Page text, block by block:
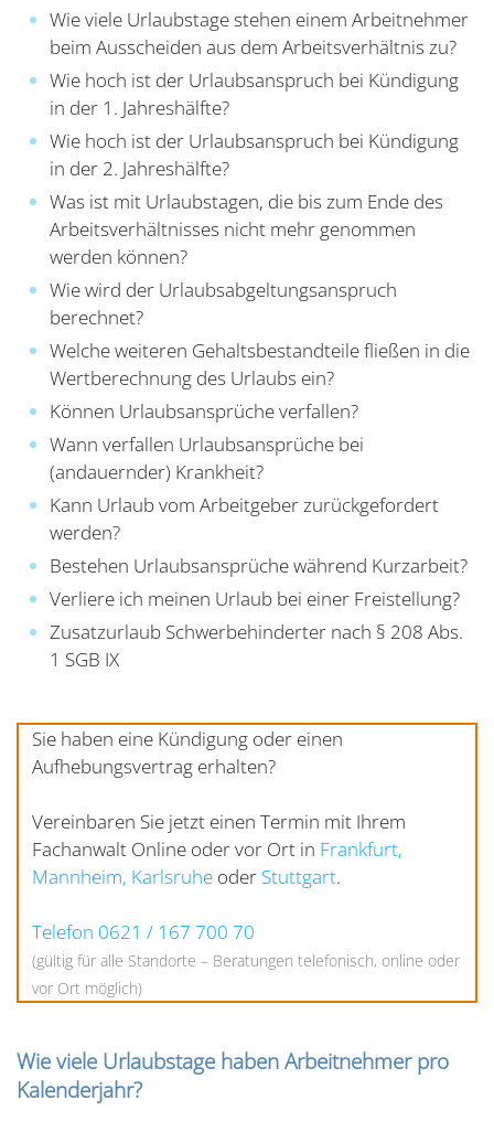
Wie viele Urlaubstage stehen einem Arbeitnehmer
beim Ausscheiden aus dem Arbeitsverhältnis zu?
Wie hoch ist der Urlaubsanspruch bei Kündigung
in der 1. Jahreshälfte?
Wie hoch ist der Urlaubsanspruch bei Kündigung
in der 2. Jahreshälfte?
Was ist mit Urlaubstagen, die bis zum Ende des
Arbeitsverhältnisses nicht mehr genommen
werden können?
Wie wird der Urlaubsabgeltungsanspruch
berechnet?
Welche weiteren Gehaltsbestandteile fließen in die
Wertberechnung des Urlaubs ein?
Können Urlaubsansprüche verfallen?
Wann verfallen Urlaubsansprüche bei
(andauernder) Krankheit?
Kann Urlaub vom Arbeitgeber zurückgefordert
werden?
Bestehen Urlaubsansprüche während Kurzarbeit?
Verliere ich meinen Urlaub bei einer Freistellung?
Zusatzurlaub Schwerbehinderter nach § 208 Abs.
1 SGB IX
Sie haben eine Kündigung oder einen
Aufhebungsvertrag erhalten?
Vereinbaren Sie jetzt einen Termin mit Ihrem
Fachanwalt Online oder vor Ort in Frankfurt,
Mannheim, Karlsruhe oder Stuttgart.
Telefon 0621 / 167 700 70
(gültig für alle Standorte – Beratungen telefonisch, online oder
vor Ort möglich)
Wie viele Urlaubstage haben Arbeitnehmer pro
Kalenderjahr?